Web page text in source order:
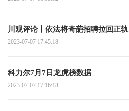
川观评论丨依法将奇葩招聘拉回正轨
2023-07-07 17:45:18
科力尔7月7日龙虎榜数据
2023-07-07 17:16:18